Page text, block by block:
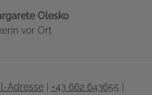
Olesko
vor Ort
Adresse| +43 662 643655